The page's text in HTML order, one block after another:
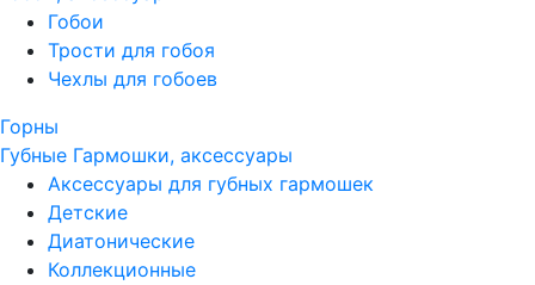
Гобои
Трости для гобоя
Чехлы для гобоев
Горны
Губные Гармошки, аксессуары
Аксессуары для губных гармошек
Детские
Диатонические
Коллекционные